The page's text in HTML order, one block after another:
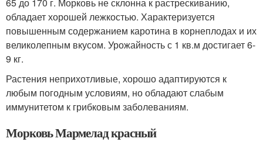
обладает хорошей лежкостью. Характеризуется
повышенным содержанием каротина в корнеплодах и их
великолепным вкусом. Урожайность с 1 кв.м достигает 6-
9 кг.
Растения неприхотливые, хорошо адаптируются к
любым погодным условиям, но обладают слабым
иммунитетом к грибковым заболеваниям.
Морковь Мармелад красный